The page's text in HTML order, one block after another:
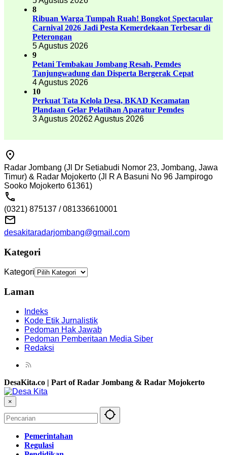
8
Ribuan Warga Tumpah Ruah! Bongkot Spectacular
Carnival 2026 Jadi Pesta Kemerdekaan Terbesar di
Peterongan
5 Agustus 2026
9
Petani Tembakau Jombang Resah, Pemdes
Tanjungwadung dan Disperta Bergerak Cepat
4 Agustus 2026
10
Perkuat Tata Kelola Desa, BKAD Kecamatan
Plandaan Gelar Pelatihan Aparatur Pemdes
3 Agustus 20262 Agustus 2026
Radar Jombang (Jl Dr Setiabudi Nomor 23, Jombang, Jawa
Timur) & Radar Mojokerto (Jl R A Basuni No 96 Jampirogo
Sooko Mojokerto 61361)
(0321) 875137 / 081336610001
desakitaradarjombang@gmail.com
Kategori
Kategori
Laman
Indeks
Kode Etik Jurnalistik
Pedoman Hak Jawab
Pedoman Pemberitaan Media Siber
Redaksi
DesaKita.co | Part of Radar Jombang & Radar Mojokerto
×
Pemerintahan
Regulasi